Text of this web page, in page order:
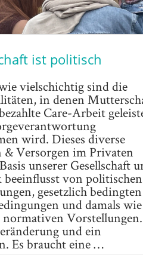
ist politisch
vielschichtig sind die
in denen
Care-Arbeit
wird. Dieses diverse
& Versorgen im Privaten
unserer Gesellschaft
von politischen
gesetzlich bedingten
und damals wie
Vorstellungen.
und ein
Es braucht eine …